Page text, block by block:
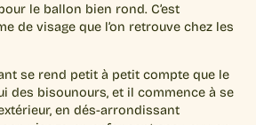
le ballon bien rond. C’est
de visage que l’on retrouve chez les
se rend petit à petit compte que le
des bisounours, et il commence à se
en dés-arrondissant